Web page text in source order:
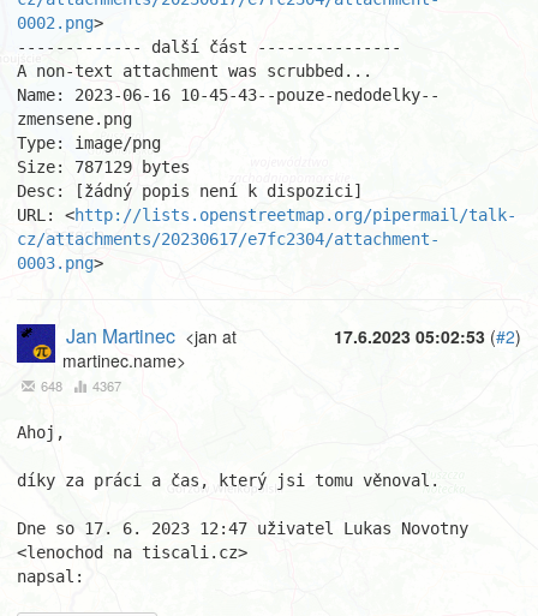
0002.png>
------------- další část ---------------
A non-text attachment was scrubbed...
Name: 2023-06-16 10-45-43--pouze-nedodelky--
zmensene.png
Type: image/png
Size: 787129 bytes
Desc: [žádný popis není k dispozici]
URL: <http://lists.openstreetmap.org/pipermail/talk-
cz/attachments/20230617/e7fc2304/attachment-
0003.png>
17.6.2023 05:02:53 (#2)
Jan Martinec <jan at
martinec.name>
648 4367
Ahoj,
díky za práci a čas, který jsi tomu věnoval.
Dne so 17. 6. 2023 12:47 uživatel Lukas Novotny
<lenochod na tiscali.cz>
napsal: